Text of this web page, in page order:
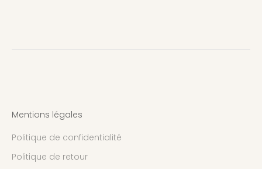
Mentions légales
Politique de confidentialité
Politique de retour